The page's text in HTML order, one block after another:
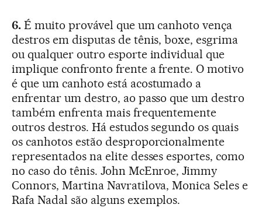
6. É muito provável que um canhoto vença
destros em disputas de tênis, boxe, esgrima
ou qualquer outro esporte individual que
implique confronto frente a frente. O motivo
é que um canhoto está acostumado a
enfrentar um destro, ao passo que um destro
também enfrenta mais frequentemente
outros destros. Há estudos segundo os quais
os canhotos estão desproporcionalmente
representados na elite desses esportes, como
no caso do tênis. John McEnroe, Jimmy
Connors, Martina Navratilova, Monica Seles e
Rafa Nadal são alguns exemplos.